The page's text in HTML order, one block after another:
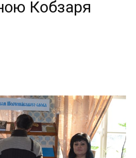
Кобзаря